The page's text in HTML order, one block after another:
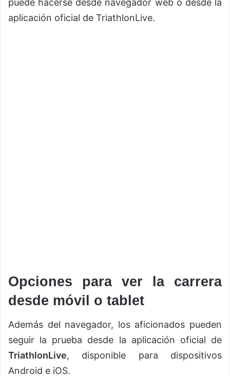
aplicación oficial de TriathlonLive.
Opciones para ver la carrera
desde móvil o tablet
Además del navegador, los aficionados pueden
seguir la prueba desde la aplicación oficial de
TriathlonLive, disponible para dispositivos
Android e iOS.